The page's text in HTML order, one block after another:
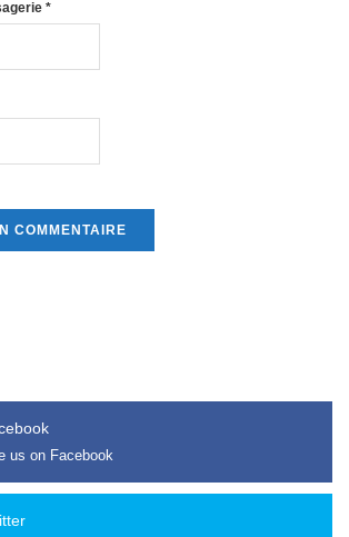
*
us on Facebook